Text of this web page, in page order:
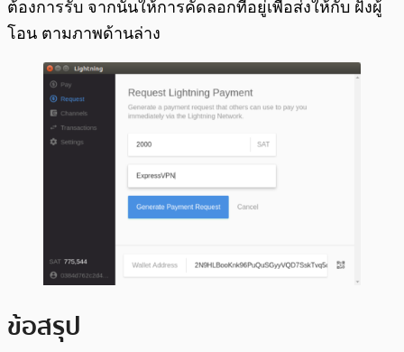
ต้องการรับ จากนั้นให้การคัดลอกที่อยู่เพื่อส่งให้กับ ฝั่งผู้
โอน ตามภาพด้านล่าง
ข้อสรุป